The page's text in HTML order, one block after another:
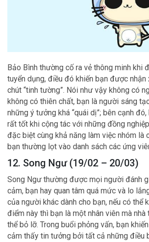
Bảo Bình thường cố ra vẻ thông minh khi
tuyển dụng, điều đó khiến bạn được
chút “tinh tường”. Nói như vậy không có
không có thiên chất, bạn là người sáng
những ý tưởng khá “quái dị”; bên cạnh
rất tốt khi cộng tác với những đồng
đặc biệt cùng khả năng làm việc nhóm là
bạn thường lọt vào danh sách các ứng
12. Song Ngư (19/02 – 20/03)
Song Ngư thường được mọi người đánh
cảm, bạn hay quan tâm quá mức và lo
của người khác dành cho bạn, nếu có thể
điểm này thì bạn là một nhân viên mà nhà
thể bỏ lỡ. Trong buổi phỏng vấn, bạn
cảm thấy tin tưởng bởi tất cả những điều